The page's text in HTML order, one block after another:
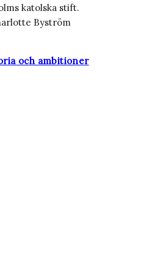
katolska stift.
Byström
och ambitioner